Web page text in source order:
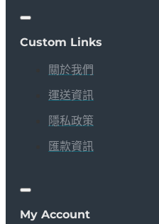
Custom Links
關於我們
運送資訊
隱私政策
匯款資訊
My Account